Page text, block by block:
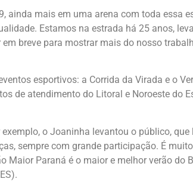
ainda mais em uma arena com toda essa
Estamos na estrada há 25 anos,
breve para mostrar mais do nosso
esportivos: a Corrida da Virada e o
de atendimento do Litoral e Noroeste do
o Joaninha levantou o público, que
sempre com grande participação. É
Maior Paraná é o maior e melhor verão do